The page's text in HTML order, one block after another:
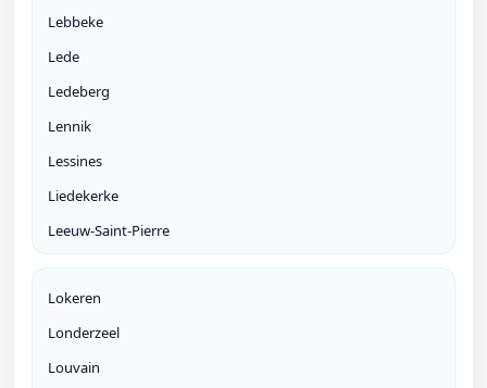
Lebbeke
Lede
Ledeberg
Lennik
Lessines
Liedekerke
Leeuw-Saint-Pierre
Lokeren
Londerzeel
Louvain